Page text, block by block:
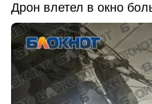
Дрон влетел в окно